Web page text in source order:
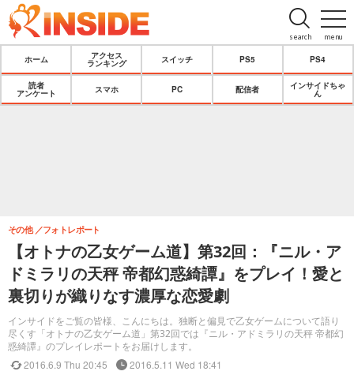
menu
search
ホーム
アクセス
ランキング
スイッチ PS5 PS4
読者
アンケート
スマホ PC 配信者
インサイドちゃ
ん
【オトナの乙女ゲーム道】第32回：『ニル・ア
ドミラリの天秤 帝都幻惑綺譚』をプレイ！愛と
裏切りが織りなす濃厚な恋愛劇
インサイドをご覧の皆様、こんにちは。独断と偏見で乙女ゲームについて語り
尽くす「オトナの乙女ゲーム道」第32回では『ニル・アドミラリの天秤 帝都幻
惑綺譚』のプレイレポートをお届けします。
その他 フォトレポート
2016.6.9 Thu 20:45 2016.5.11 Wed 18:41